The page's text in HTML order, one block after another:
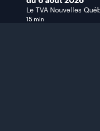
Le TVA Nouvelles
15 min